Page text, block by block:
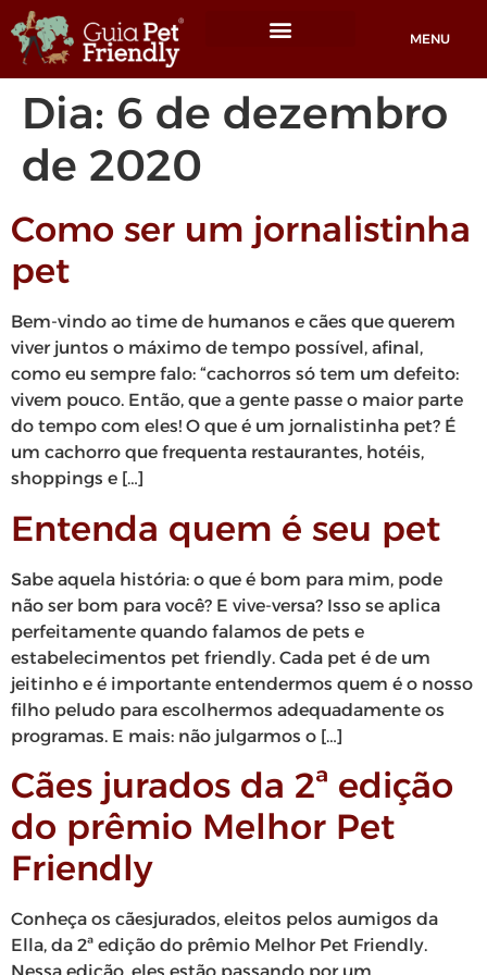
MENU
Dia: 6 de dezembro
de 2020
Como ser um jornalistinha
pet
Bem-vindo ao time de humanos e cães que querem
viver juntos o máximo de tempo possível, afinal,
como eu sempre falo: “cachorros só tem um defeito:
vivem pouco. Então, que a gente passe o maior parte
do tempo com eles! O que é um jornalistinha pet? É
um cachorro que frequenta restaurantes, hotéis,
shoppings e […]
Entenda quem é seu pet
Sabe aquela história: o que é bom para mim, pode
não ser bom para você? E vive-versa? Isso se aplica
perfeitamente quando falamos de pets e
estabelecimentos pet friendly. Cada pet é de um
jeitinho e é importante entendermos quem é o nosso
filho peludo para escolhermos adequadamente os
programas. E mais: não julgarmos o […]
Cães jurados da 2ª edição
do prêmio Melhor Pet
Friendly
Conheça os cãesjurados, eleitos pelos aumigos da
Ella, da 2ª edição do prêmio Melhor Pet Friendly.